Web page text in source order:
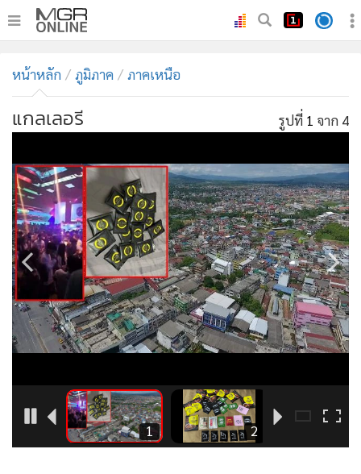
ทันเหตุการณ์
• ภาคใต้
• ภูมิภาค
• Online Section
• บันเทิง
• ผู้จัดการรายวัน
• คอลัมนิสต์
• ละคร
•
CbizReview
• Cyber BIZ
• ผู้จัดกวน
• Green Innovation & SD
Management & HR
MGR Live
หน้าหลัก ภูมิภาค ภาคเหนือ
แกลเลอรี รูปที่ 1 จาก 4
1 2